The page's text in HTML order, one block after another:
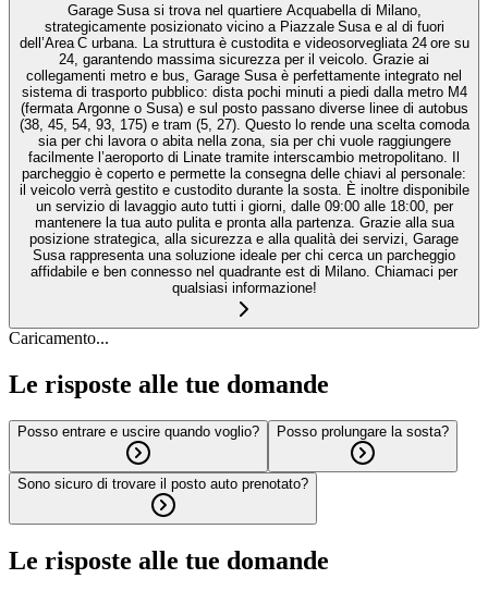
Garage Susa si trova nel quartiere Acquabella di Milano,
strategicamente posizionato vicino a Piazzale Susa e al di fuori
dell’Area C urbana. La struttura è custodita e videosorvegliata 24 ore su
24, garantendo massima sicurezza per il veicolo. Grazie ai
collegamenti metro e bus, Garage Susa è perfettamente integrato nel
sistema di trasporto pubblico: dista pochi minuti a piedi dalla metro M4
(ferm­ata Argonne o Susa) e sul posto passano diverse linee di autobus
(38, 45, 54, 93, 175) e tram (5, 27). Questo lo rende una scelta comoda
sia per chi lavora o abita nella zona, sia per chi vuole raggiungere
facilmente l’aeroporto di Linate tramite interscambio metropolitano. Il
parcheggio è coperto e permette la consegna delle chiavi al personale:
il veicolo verrà gestito e custodito durante la sosta. È inoltre disponibile
un servizio di lavaggio auto tutti i giorni, dalle 09:00 alle 18:00, per
mantenere la tua auto pulita e pronta alla partenza. Grazie alla sua
posizione strategica, alla sicurezza e alla qualità dei servizi, Garage
Susa rappresenta una soluzione ideale per chi cerca un parcheggio
affidabile e ben connesso nel quadrante est di Milano. Chiamaci per
qualsiasi informazione!
Caricamento...
Le risposte alle tue domande
Posso entrare e uscire quando voglio? Posso prolungare la sosta?
Sono sicuro di trovare il posto auto prenotato?
Le risposte alle tue domande